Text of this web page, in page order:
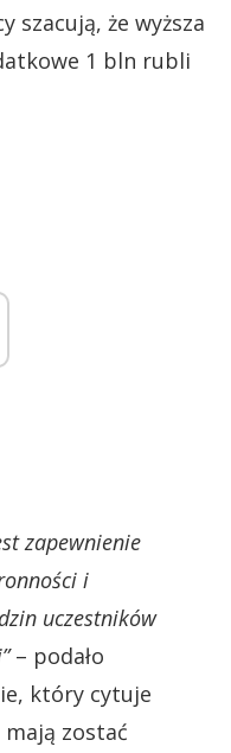
szacują, że wyższa
1 bln rubli
zapewnienie
i
uczestników
– podało
który cytuje
zostać